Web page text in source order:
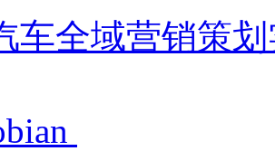
车全域营销策